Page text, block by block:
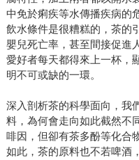
中免於痢疾等水傳播疾病的
飲水條件是很糟糕的，茶的
嬰兒死亡率，甚至間接促進
愛好者每天都得來上一杯，
明不可或缺的一環。
深入剖析茶的科學面向，我
料，為何會走向如此截然不
啡因，但卻有茶多酚等化合
如此，茶的原料也不若啤酒